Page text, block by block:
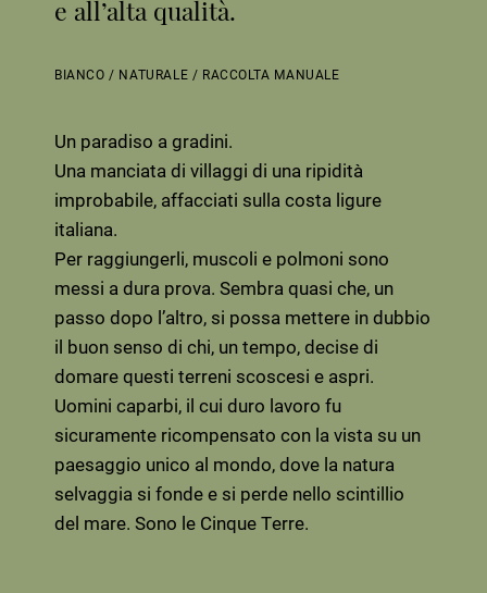
e all’alta qualità.
BIANCO / NATURALE / RACCOLTA MANUALE
Un paradiso a gradini.
Una manciata di villaggi di una ripidità
improbabile, affacciati sulla costa ligure
italiana.
Per raggiungerli, muscoli e polmoni sono
messi a dura prova. Sembra quasi che, un
passo dopo l’altro, si possa mettere in dubbio
il buon senso di chi, un tempo, decise di
domare questi terreni scoscesi e aspri.
Uomini caparbi, il cui duro lavoro fu
sicuramente ricompensato con la vista su un
paesaggio unico al mondo, dove la natura
selvaggia si fonde e si perde nello scintillio
del mare. Sono le Cinque Terre.